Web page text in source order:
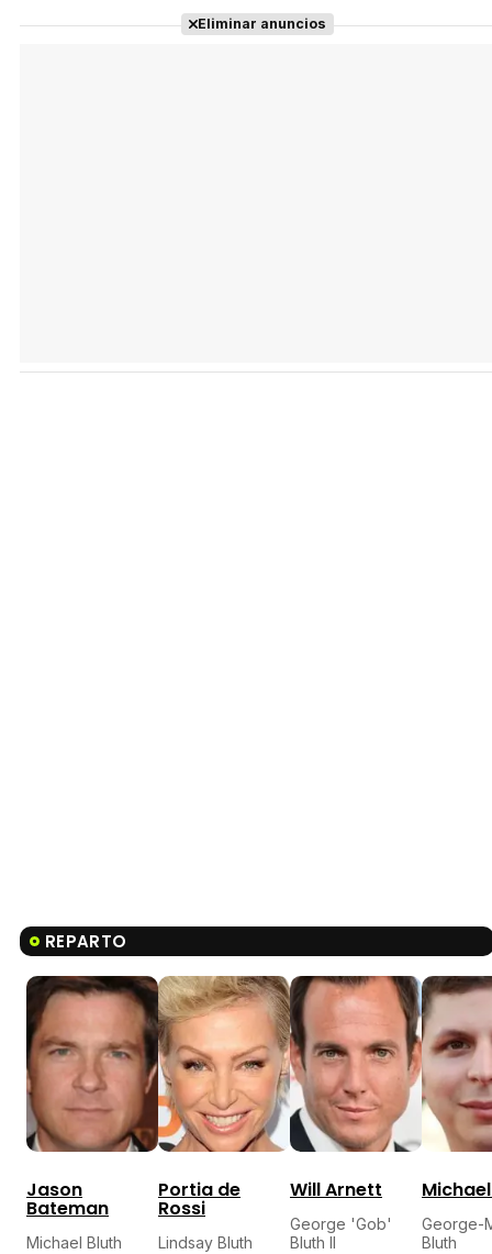
Eliminar anuncios
REPARTO
Jason
Bateman
Michael Bluth
Portia de
Rossi
Lindsay Bluth
Will Arnett
George 'Gob'
Bluth II
George-
Bluth